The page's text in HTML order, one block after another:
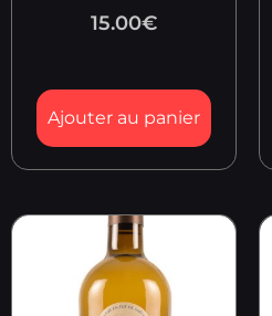
15.00€
Ajouter au panier